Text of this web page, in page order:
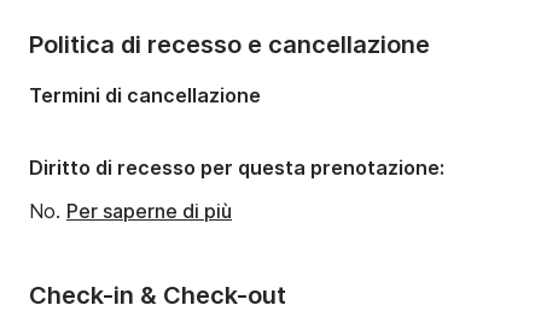
Check-in & Check-out
Politica di recesso e cancellazione
Termini di cancellazione
Diritto di recesso per questa prenotazione:
No. Per saperne di più